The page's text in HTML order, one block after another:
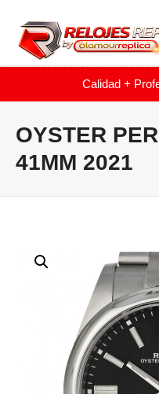
Calidad +
OYSTER
41MM 2021